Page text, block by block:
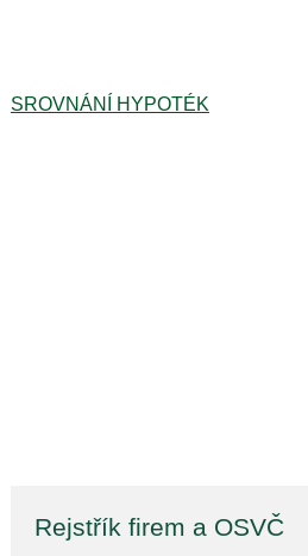
SROVNÁNÍ HYPOTÉK
Rejstřík firem a OSVČ